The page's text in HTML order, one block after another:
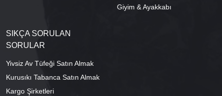
Giyim & Ayakkabı
SIKÇA SORULAN
SORULAR
Yivsiz Av Tüfeği Satın Almak
Kurusıkı Tabanca Satın Almak
Kargo Şirketleri